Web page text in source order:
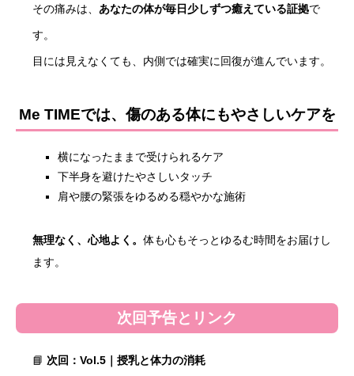
その痛みは、 あなたの体が毎日少しずつ癒えている証拠で
す。
目には見えなくても、内側では確実に回復が進んでいます。
Me TIMEでは、傷のある体にもやさしいケアを
横になったままで受けられるケア
下半身を避けたやさしいタッチ
肩や腰の緊張をゆるめる穏やかな施術
無理なく、心地よく。体も心もそっとゆるむ時間をお届けし
ます。
次回予告とリンク
📘次回：Vol.5｜授乳と体力の消耗